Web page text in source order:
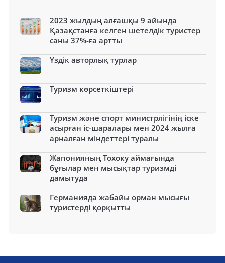
2023 жылдың алғашқы 9 айында
Қазақстанға келген шетелдік туристер
саны 37%-ға артты
Үздік авторлық турлар
Туризм көрсеткіштері
Туризм және спорт министрлігінің іске
асырған іс-шаралары мен 2024 жылға
арналған міндеттері туралы
Жапонияның Тохоку аймағында
бұғылар мен мысықтар туризмді
дамытуда
Германияда жабайы орман мысығы
туристерді қорқытты